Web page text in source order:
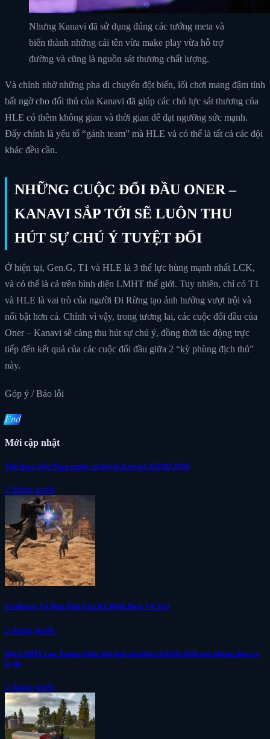
Nhưng Kanavi đã sử dụng đúng các tướng meta và
biến thành những cái tên vừa make play vừa hỗ trợ
đường và cũng là nguồn sát thương chất lượng.
Và chính nhờ những pha di chuyển đột biến, lối chơi mang đậm tính
bất ngờ cho đối thủ của Kanavi đã giúp các chủ lực sát thương của
HLE có thêm không gian và thời gian để đạt ngưỡng sức mạnh.
Đấy chính là yếu tố “gánh team” mà HLE và có thể là tất cả các đội
khác đều cần.
NHỮNG CUỘC ĐỐI ĐẦU ONER –
KANAVI SẮP TỚI SẼ LUÔN THU
HÚT SỰ CHÚ Ý TUYỆT ĐỐI
Ở hiện tại, Gen.G, T1 và HLE là 3 thế lực hùng mạnh nhất LCK,
và có thể là cả trên bình diện LMHT thế giới. Tuy nhiên, chỉ có T1
và HLE là vai trò của người Đi Rừng tạo ảnh hưởng vượt trội và
nổi bật hơn cả. Chính vì vậy, trong tương lai, các cuộc đối đầu của
Oner – Kanavi sẽ càng thu hút sự chú ý, đồng thời tác động trực
tiếp đến kết quả của các cuộc đối đầu giữa 2 “kỳ phùng địch thủ”
này.
Góp ý / Báo lỗi
End
Mới cập nhật
Thể thao Việt Nam trước cơ hội lịch sử tại ASIAD 2026
2 tháng trước
Godforge Và Bản Ngã Của Kẻ Định Đoạt Vũ Trụ
2 tháng trước
Đội LMHT của Trung Quốc bất ngờ rút khỏi ASIAD 2026 mà không đưa ra
lý do
2 tháng trước